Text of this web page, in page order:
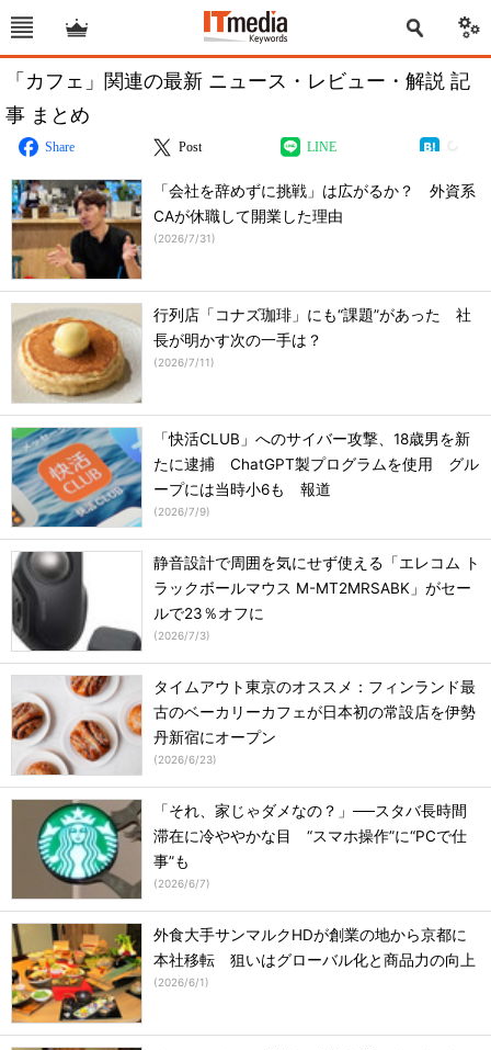
「カフェ」関連の最新 ニュース・レビュー・解説 記
事 まとめ
Share Post LINE
「会社を辞めずに挑戦」は広がるか？ 外資系
CAが休職して開業した理由
(2026/7/31)
行列店「コナズ珈琲」にも“課題”があった 社
長が明かす次の一手は？
(2026/7/11)
「快活CLUB」へのサイバー攻撃、18歳男を新
たに逮捕 ChatGPT製プログラムを使用 グル
ープには当時小6も 報道
(2026/7/9)
静音設計で周囲を気にせず使える「エレコム ト
ラックボールマウス M-MT2MRSABK」がセー
ルで23％オフに
(2026/7/3)
タイムアウト東京のオススメ：フィンランド最
古のベーカリーカフェが日本初の常設店を伊勢
丹新宿にオープン
(2026/6/23)
「それ、家じゃダメなの？」──スタバ長時間
滞在に冷ややかな目 “スマホ操作”に“PCで仕
事”も
(2026/6/7)
外食大手サンマルクHDが創業の地から京都に
本社移転 狙いはグローバル化と商品力の向上
(2026/6/1)